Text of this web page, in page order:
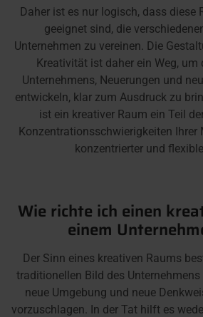
Daher ist es nur logisch, dass diese
geeignet sind, die
Unternehmen zu vereinen. Die
Kreativität ist daher ein Weg, um
Unternehmens, Neuerungen und
entwickeln, klar zum Ausdruck zu
ist ein kreativer Raum ein Teil
Konzentrationsschwierigkeiten Ihrer
konzentrierter und
Wie richte ich einen
einem
Der Sinn eines kreativen Raums
traditionellen Bild des
neue Umgebung und neue
vorzuschlagen. In der Tat hilft es